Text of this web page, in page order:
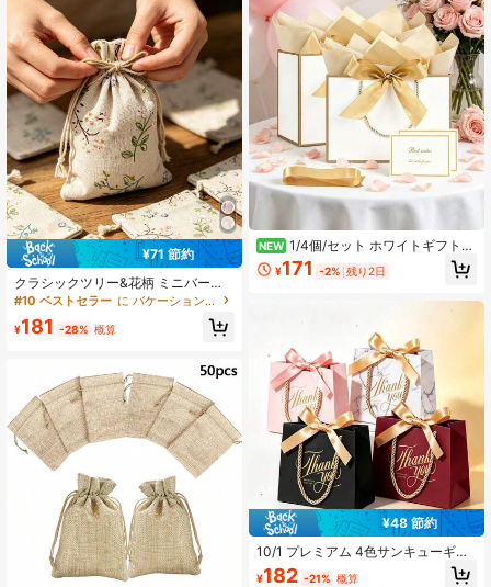
¥71 節約
クラシックツリー&花柄 ミニバーラ
ップ巾着袋 15個セット ジュエリー包
装 ウェディングギフト バッグ ウェ
ディング装飾 誕生日ギフト バッグ
#10 ベストセラー に バケーションバイブス ギフト包装用品
¥181 -28% 概算
NEW 1/4個/セット ホワイトギフトバ
ッグ、ショッピングバッグ、トート
バッグ、ギフトバッグ、リボン付き
パーバッグ、誕生日パーティー、ハ
ロウィン、感謝祭、クリスマス、結
婚式、誕生日、バチェラーパーティ
ー、バレンタインデーなど様々な場
面に適しています
¥171 -2% 残り2日
¥48 節約
10/1 プレミアム 4色サンキューギフ
トバッグ、誕生日パーティーのギフ
トバッグ、ギフト用ペーパートート
¥182 -21% 概算